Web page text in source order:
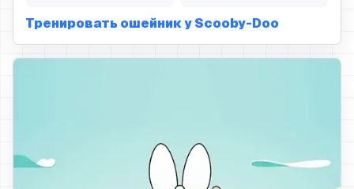
Тренировать ошейник у Scooby-Doo